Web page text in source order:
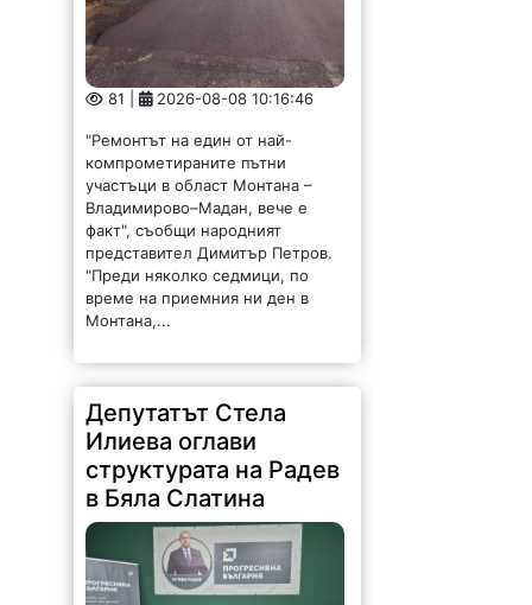
81 | 2026-08-08 10:16:46
"Ремонтът на един от най-
компрометираните пътни
Владимирово–Мадан, вече е
факт", съобщи народният
представител Димитър Петров.
"Преди няколко седмици, по
време на приемния ни ден в
Монтана,...
Илиева оглави
структурата на Радев
в Бяла Слатина